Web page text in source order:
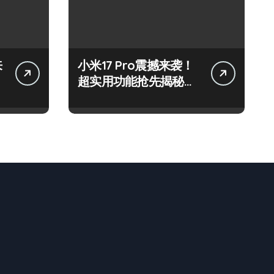
小米17 Pro震撼来袭！
超实用功能抢先揭秘，